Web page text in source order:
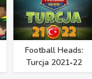
Football Heads:
Turcja 2021‑22